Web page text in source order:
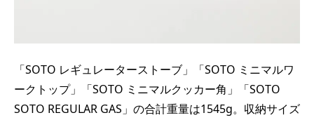
「SOTO レギュレーターストーブ」「SOTO ミニマルワ
ークトップ」「SOTO ミニマルクッカー角」「SOTO
SOTO REGULAR GAS」の合計重量は1545g。収納サイズ